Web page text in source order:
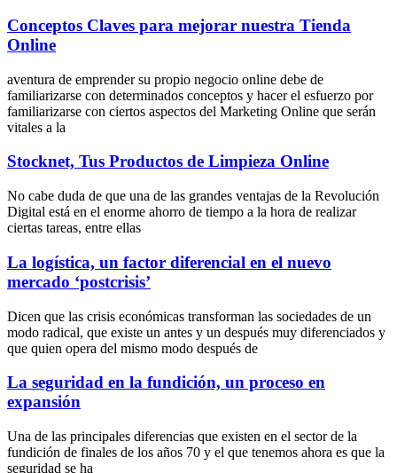
Conceptos Claves para mejorar nuestra Tienda
Online
aventura de emprender su propio negocio online debe de
familiarizarse con determinados conceptos y hacer el esfuerzo por
familiarizarse con ciertos aspectos del Marketing Online que serán
vitales a la
Stocknet, Tus Productos de Limpieza Online
No cabe duda de que una de las grandes ventajas de la Revolución
Digital está en el enorme ahorro de tiempo a la hora de realizar
ciertas tareas, entre ellas
La logística, un factor diferencial en el nuevo
mercado ‘postcrisis’
Dicen que las crisis económicas transforman las sociedades de un
modo radical, que existe un antes y un después muy diferenciados y
que quien opera del mismo modo después de
La seguridad en la fundición, un proceso en
expansión
Una de las principales diferencias que existen en el sector de la
fundición de finales de los años 70 y el que tenemos ahora es que la
seguridad se ha